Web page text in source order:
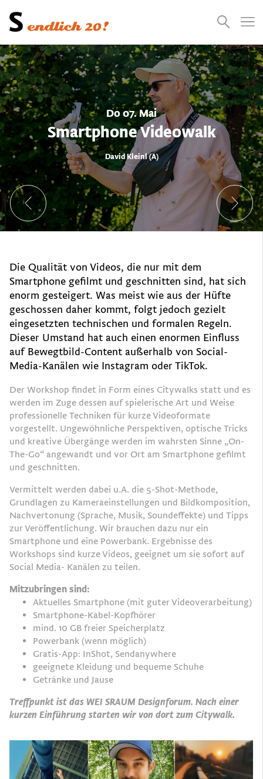
Presse
Videos Jobs
Suchen
Do 07. Mai
Smartphone Videowalk
David Kleinl (A)
Die Qualität von Videos, die nur mit dem
Smartphone gefilmt und geschnitten sind, hat sich
enorm gesteigert. Was meist wie aus der Hüfte
geschossen daher kommt, folgt jedoch gezielt
eingesetzten technischen und formalen Regeln.
Dieser Umstand hat auch einen enormen Einfluss
auf Bewegtbild-Content außerhalb von Social-
Media-Kanälen wie Instagram oder TikTok.
Der Workshop findet in Form eines Citywalks statt und es
werden im Zuge dessen auf spielerische Art und Weise
professionelle Techniken für kurze Videoformate
vorgestellt. Ungewöhnliche Perspektiven, optische Tricks
und kreative Übergänge werden im wahrsten Sinne „On-
The-Go“ angewandt und vor Ort am Smartphone gefilmt
und geschnitten.
Vermittelt werden dabei u.A. die 5-Shot-Methode,
Grundlagen zu Kameraeinstellungen und Bildkomposition,
Nachvertonung (Sprache, Musik, Soundeffekte) und Tipps
zur Veröffentlichung. Wir brauchen dazu nur ein
Smartphone und eine Powerbank. Ergebnisse des
Workshops sind kurze Videos, geeignet um sie sofort auf
Social Media- Kanälen zu teilen.
Mitzubringen sind:
Aktuelles Smartphone (mit guter Videoverarbeitung)
Smartphone-Kabel-Kopfhörer
mind. 10 GB freier Speicherplatz
Powerbank (wenn möglich)
Gratis-App: InShot, Sendanywhere
geeignete Kleidung und bequeme Schuhe
Getränke und Jause
Treffpunkt ist das WEI SRAUM Designforum. Nach einer
kurzen Einführung starten wir von dort zum Citywalk.